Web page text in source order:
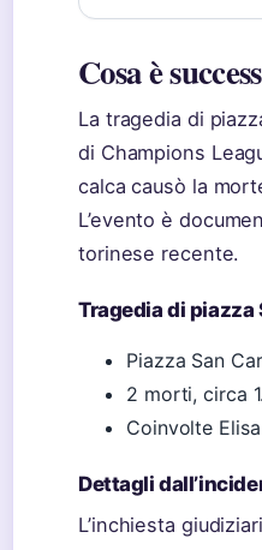
Cosa è
La tragedia di
di Champions
calca causò la
L’evento è
torinese recente.
Tragedia di piazza
Piazza San
2 morti, circa
Coinvolte
Dettagli
L’inchiesta